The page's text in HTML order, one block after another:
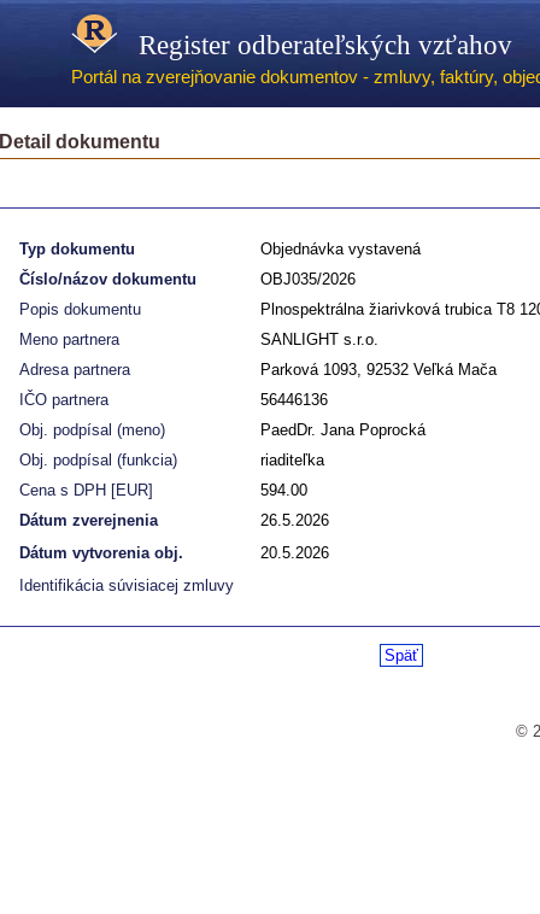
Register odberateľských vzťahov
Portál na zverejňovanie dokumentov - zmluvy, faktúry,
Detail dokumentu
Typ dokumentu
Objednávka vystavená
Číslo/názov dokumentu
OBJ035/2026
Popis dokumentu
Plnospektrálna žiarivková trubica T8
Meno partnera
SANLIGHT s.r.o.
Adresa partnera
Parková 1093, 92532 Veľká Mača
IČO partnera
56446136
Obj. podpísal (meno)
PaedDr. Jana Poprocká
Obj. podpísal (funkcia)
riaditeľka
Cena s DPH [EUR]
594.00
Dátum zverejnenia
26.5.2026
Dátum vytvorenia obj.
20.5.2026
Identifikácia súvisiacej zmluvy
Späť
©